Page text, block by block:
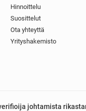
Hinnoittelu
Suosittelut
Ota yhteyttä
Yrityshakemisto
johtamista